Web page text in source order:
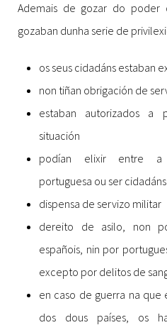
Ademais de gozar do poder
gozaban dunha serie de
os seus cidadáns estaban
non tiñan obrigación de
estaban autorizados a
situación
podían elixir entre a
portuguesa ou ser
dispensa de servizo militar
dereito de asilo, non
españois, nin por
excepto por delitos de
en caso de guerra na que
dos dous países, os